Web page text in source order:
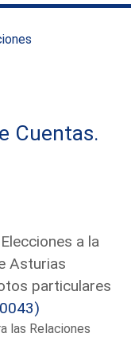
Cuentas.
a la
Asturias
particulares
las Relaciones